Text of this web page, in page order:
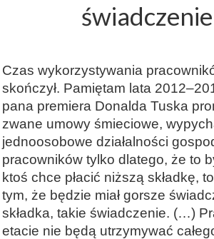
Czas wykorzystywania
skończył. Pamiętam lata
pana premiera Donalda Tuska
zwane umowy śmieciowe,
jednoosobowe działalności
pracowników tylko dlatego, że to
ktoś chce płacić niższą składkę,
tym, że będzie miał gorsze
składka, takie świadczenie. (…)
etacie nie będą utrzymywać